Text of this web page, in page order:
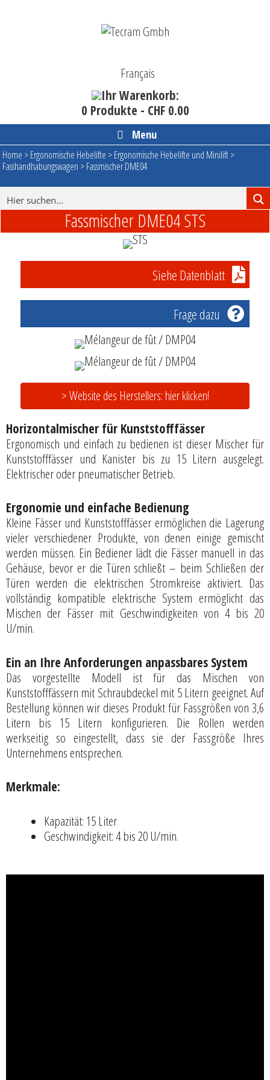
Français
Ihr Warenkorb:
0 Produkte - CHF0.00
Menu
Home >Ergonomische Hebelifte >Ergonomische Hebelifte und Minilift>
Fasshandhabungswagen >Fassmischer DME04
Fassmischer DME04 STS
Siehe Datenblatt
Frage dazu
> Website des Herstellers: hier klicken!
Horizontalmischer für Kunststofffässer
Ergonomisch und einfach zu bedienen ist dieser Mischer für
Kunststofffässer und Kanister bis zu 15 Litern ausgelegt.
Elektrischer oder pneumatischer Betrieb.
Ergonomie und einfache Bedienung
Kleine Fässer und Kunststofffässer ermöglichen die Lagerung
vieler verschiedener Produkte, von denen einige gemischt
werden müssen. Ein Bediener lädt die Fässer manuell in das
Gehäuse, bevor er die Türen schließt – beim Schließen der
Türen werden die elektrischen Stromkreise aktiviert. Das
vollständig kompatible elektrische System ermöglicht das
Mischen der Fässer mit Geschwindigkeiten von 4 bis 20
U/min.
Ein an Ihre Anforderungen anpassbares System
Das vorgestellte Modell ist für das Mischen von
Kunststofffässern mit Schraubdeckel mit 5 Litern geeignet. Auf
Bestellung können wir dieses Produkt für Fassgrößen von 3,6
Litern bis 15 Litern konfigurieren. Die Rollen werden
werkseitig so eingestellt, dass sie der Fassgröße Ihres
Unternehmens entsprechen.
Merkmale:
Kapazität: 15 Liter
Geschwindigkeit: 4 bis 20 U/min.